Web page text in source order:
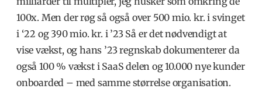
100x. Men der røg så også over 500 mio. kr. i svinget
i ‘22 og 390 mio. kr. i ’23 Så er det nødvendigt at
vise vækst, og hans ’23 regnskab dokumenterer da
også 100 % vækst i SaaS delen og 10.000 nye kunder
onboarded – med samme størrelse organisation.